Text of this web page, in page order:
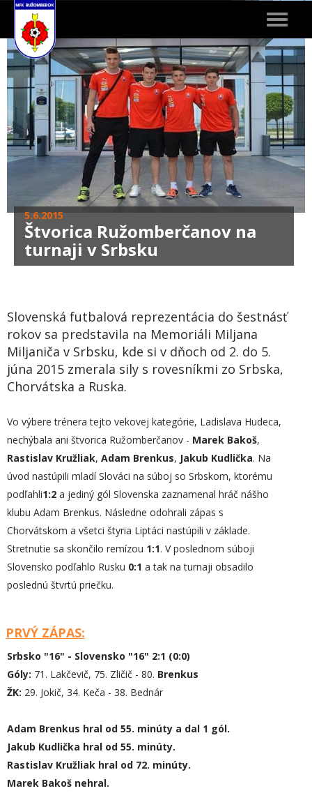
Toggle
5.6.2015
Štvorica Ružomberčanov na
turnaji v Srbsku
Slovenská futbalová reprezentácia do šestnásť
rokov sa predstavila na Memoriáli Miljana
Miljaniča v Srbsku, kde si v dňoch od 2. do 5.
júna 2015 zmerala sily s rovesníkmi zo Srbska,
Chorvátska a Ruska.
Vo výbere trénera tejto vekovej kategórie, Ladislava Hudeca,
nechýbala ani štvorica Ružomberčanov - Marek Bakoš,
Rastislav Kružliak, Adam Brenkus, Jakub Kudlička. Na
úvod nastúpili mladí Slováci na súboj so Srbskom, ktorému
podľahli1:2 a jediný gól Slovenska zaznamenal hráč nášho
klubu Adam Brenkus. Následne odohrali zápas s
Chorvátskom a všetci štyria Liptáci nastúpili v základe.
Stretnutie sa skončilo remízou 1:1. V poslednom súboji
Slovensko podľahlo Rusku 0:1 a tak na turnaji obsadilo
poslednú štvrtú priečku.
PRVÝ ZÁPAS:
Srbsko "16" - Slovensko "16" 2:1 (0:0)
Góly: 71. Lakčevič, 75. Zličič - 80. Brenkus
ŽK: 29. Jokič, 34. Keča - 38. Bednár
Adam Brenkus hral od 55. minúty a dal 1 gól.
Jakub Kudlička hral od 55. minúty.
Rastislav Kružliak hral od 72. minúty.
Marek Bakoš nehral.